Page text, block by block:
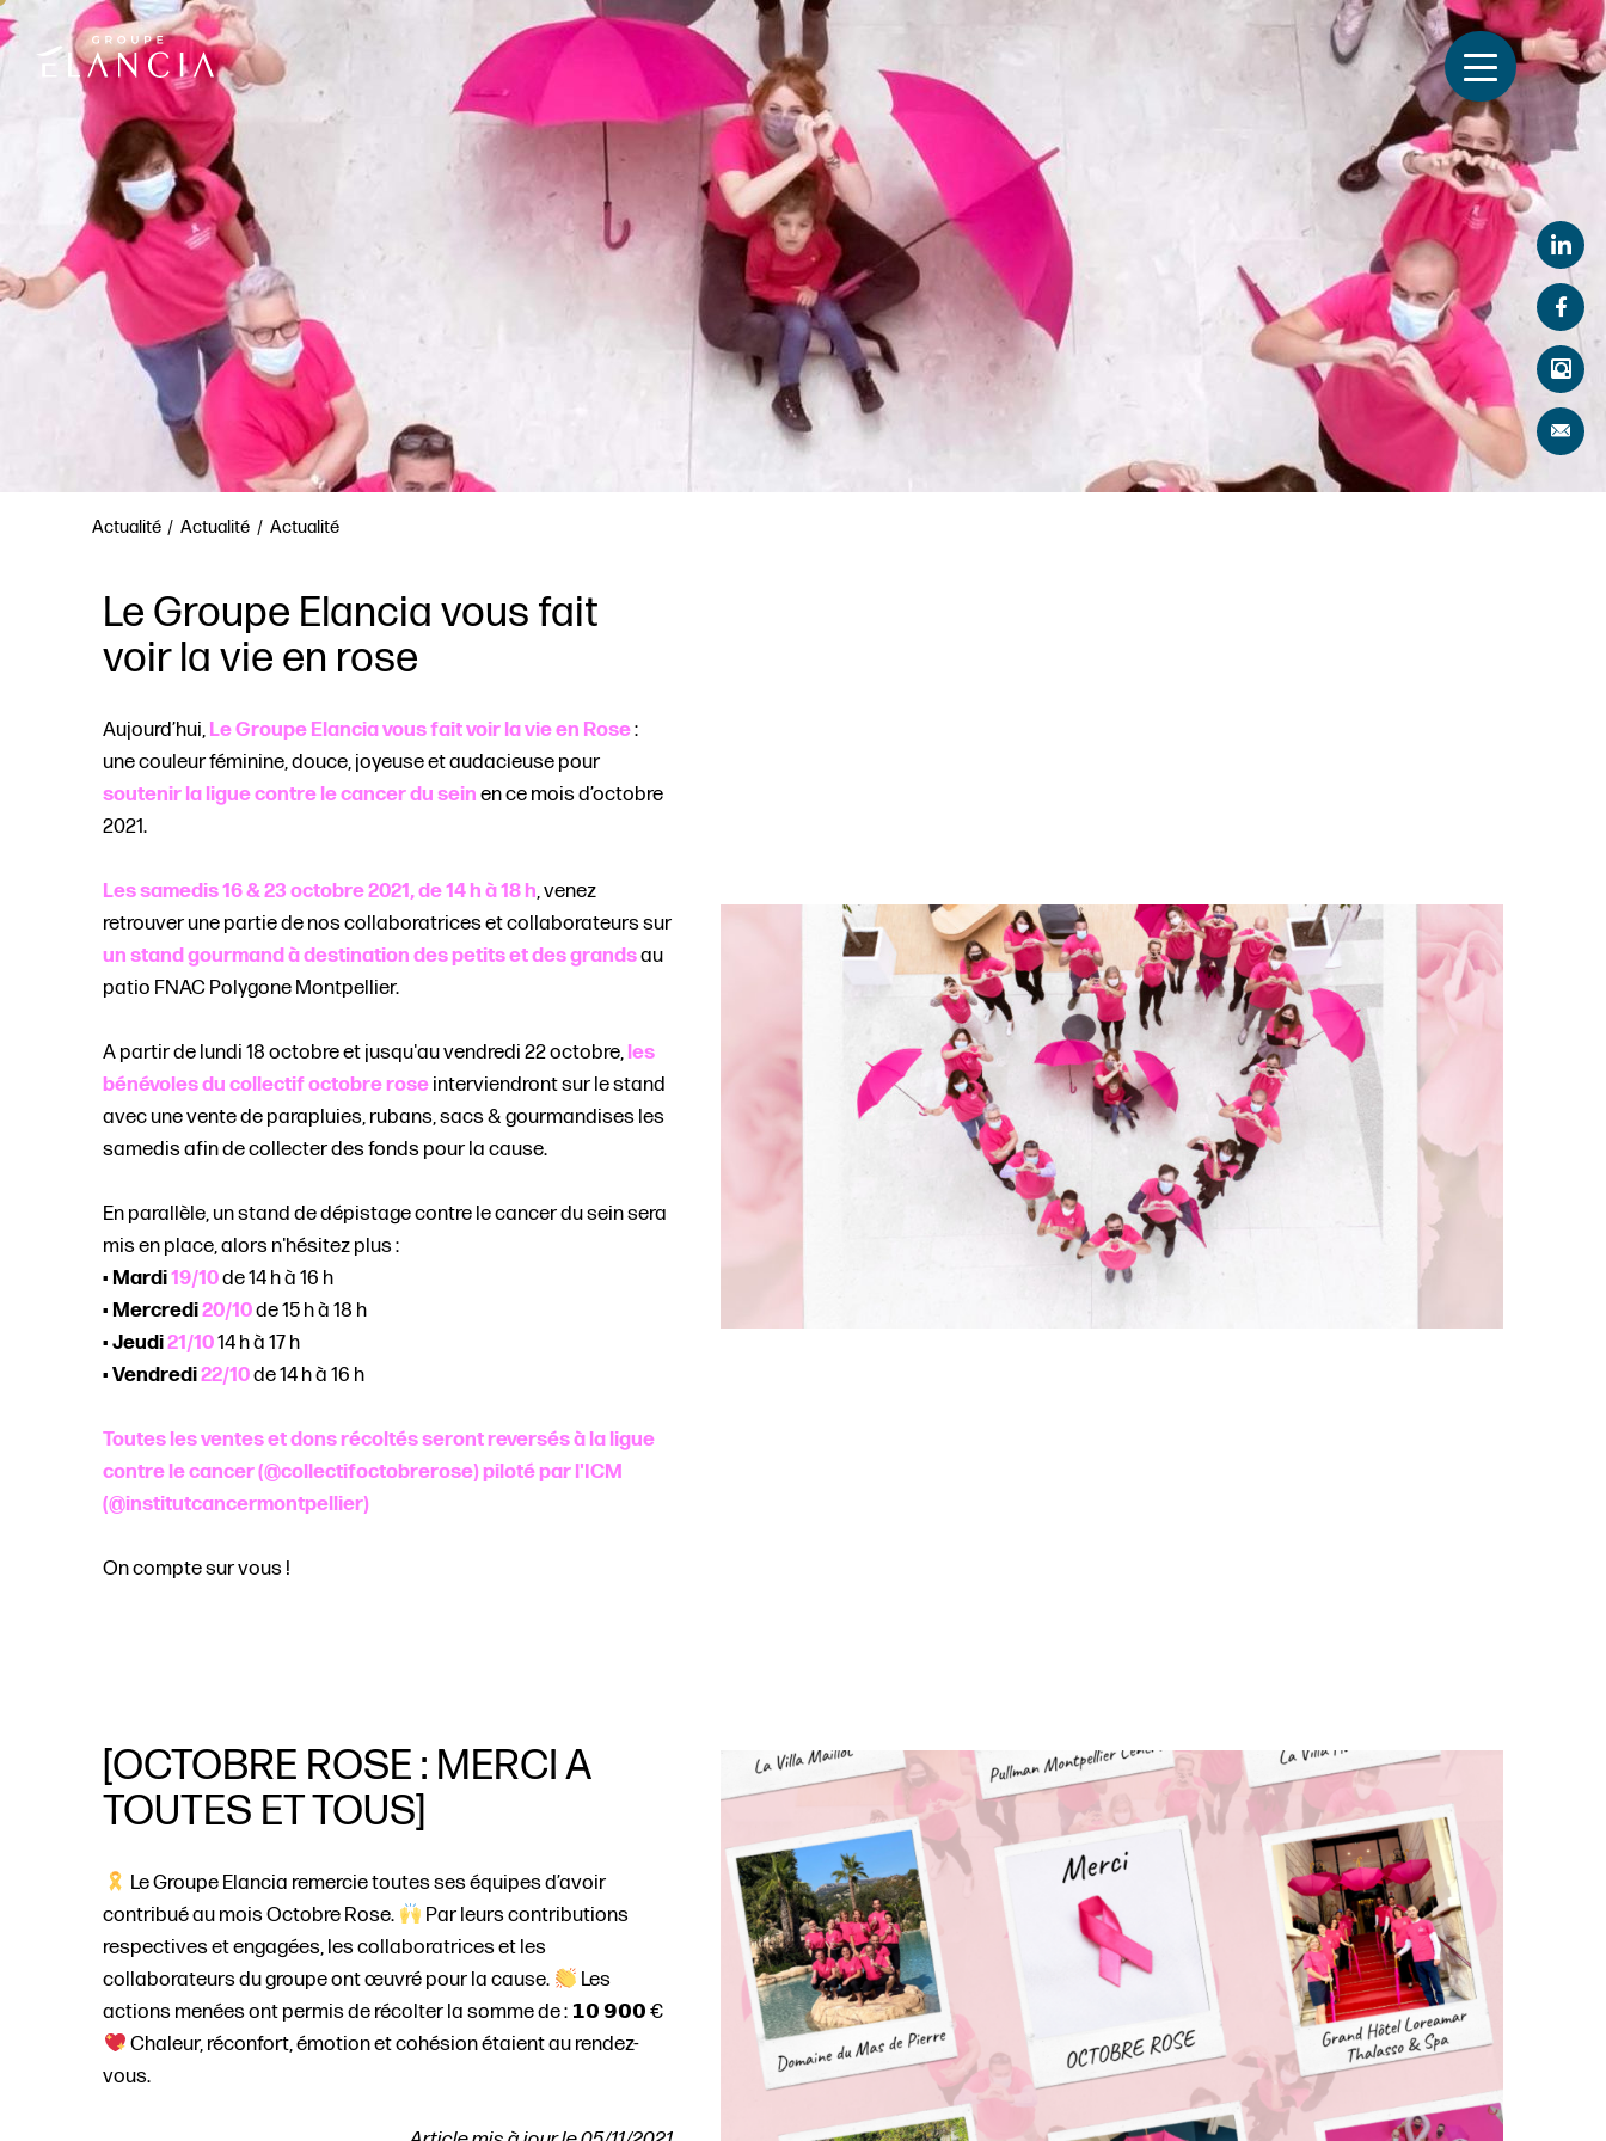
Actualité Actualité Actualité
Le Groupe Elancia vous fait
voir la vie en rose
Aujourd’hui, Le Groupe Elancia vous fait voir la vie en Rose:
une couleur féminine, douce, joyeuse et audacieuse pour
soutenir la ligue contre le cancer du sein en ce mois d’octobre
2021.
Les samedis 16 & 23 octobre 2021, de 14 h à 18 h, venez
retrouver une partie de nos collaboratrices et collaborateurs sur
un stand gourmand à destination des petits et des grandsau
patio FNAC Polygone Montpellier.
A partir de lundi 18 octobre et jusqu'au vendredi 22 octobre,les
bénévoles du collectif octobre rose interviendront sur le stand
avec une vente de parapluies, rubans, sacs & gourmandises les
samedis afin de collecter des fonds pour la cause.
En parallèle, un stand de dépistage contre le cancer du sein sera
mis en place, alors n'hésitez plus :
•Mardi19/10de 14 h à 16 h
•Mercredi20/10de 15 h à 18 h
•Jeudi21/1014 h à 17 h
•Vendredi22/10de 14 h à 16 h
Toutes les ventes et dons récoltés seront reversés à la ligue
contre le cancer (@collectifoctobrerose) piloté par l'ICM
(@institutcancermontpellier)
On compte sur vous !
[OCTOBRE ROSE : MERCI A
TOUTES ET TOUS]
Le Groupe Elancia remercie toutes ses équipes d’avoir
contribué au mois Octobre Rose.
Par leurs contributions
respectives et engagées, les collaboratrices et les
collaborateurs du groupe ont œuvré pour la cause.
Les
actions menées ont permis de récolter la somme de : 𝟭𝟬 𝟵𝟬𝟬 €
Chaleur, réconfort, émotion et cohésion étaient au rendez-
vous.